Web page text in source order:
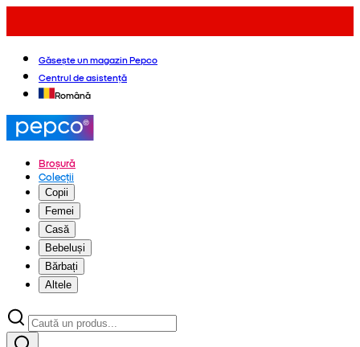
Găsește un magazin Pepco
Centrul de asistență
Română
Broșură
Colecții
Copii
Femei
Casă
Bebeluși
Bărbați
Altele